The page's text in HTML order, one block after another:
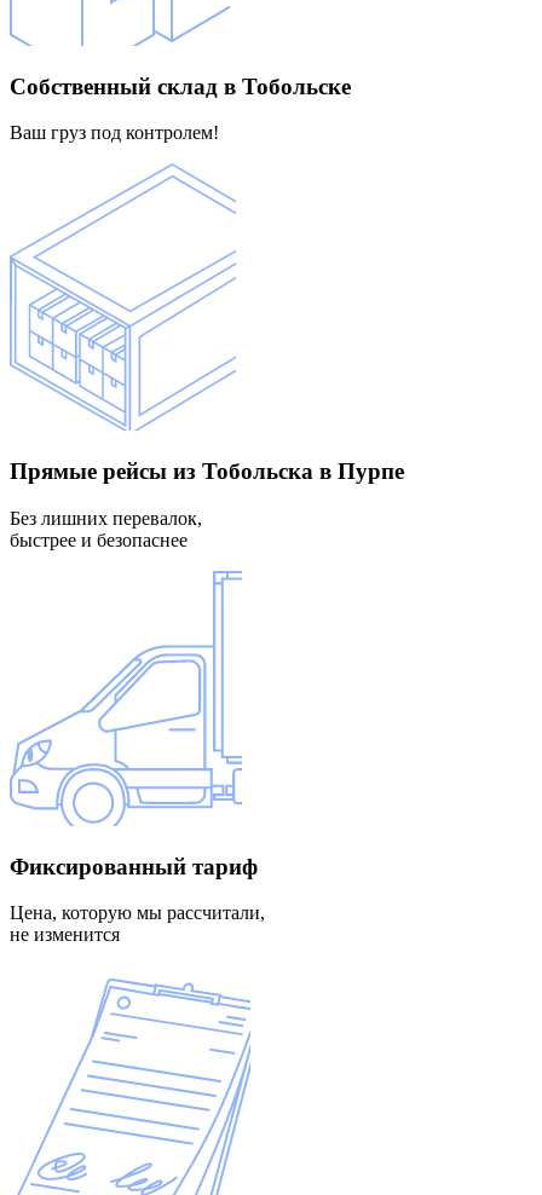
Собственный склад в Тобольске
Ваш груз под контролем!
Прямые рейсы из Тобольска в Пурпе
Без лишних перевалок,
быстрее и безопаснее
Фиксированный тариф
Цена, которую мы рассчитали,
не изменится